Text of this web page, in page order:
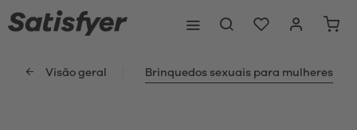
Visão geral Brinquedos sexuais para mulheres